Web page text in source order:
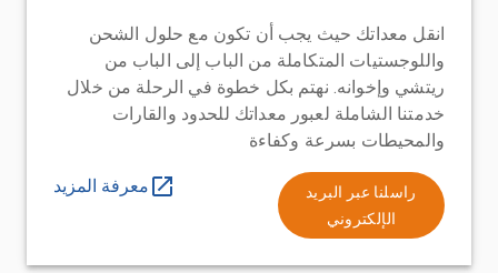
انقل معداتك حيث يجب أن تكون مع حلول الشحن
واللوجستيات المتكاملة من الباب إلى الباب من
ريتشي وإخوانه. نهتم بكل خطوة في الرحلة من خلال
خدمتنا الشاملة لعبور معداتك للحدود والقارات
والمحيطات بسرعة وكفاءة
راسلنا عبر البريد
الإلكتروني
معرفة المزيد